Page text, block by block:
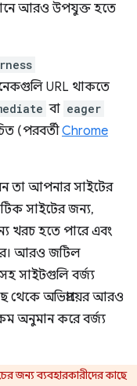
আরও উপযুক্ত হতে
URL থাকতে
বা eager
(পরবর্তীChrome
তা আপনার সাইটের
সাইটের জন্য,
খরচ হতে পারে এবং
আরও জটিল
সাইটগুলি বর্জ্য
থেকে অভিপ্রায়ের আরও
কম অনুমান করে বর্জ্য
জন্য ব্যবহারকারীদের কাছে